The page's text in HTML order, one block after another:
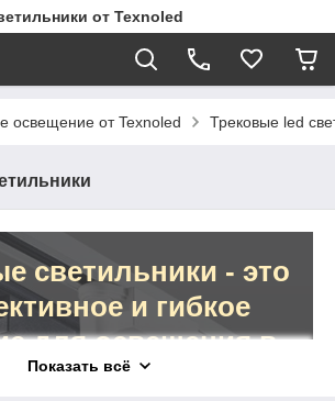
от Texnoled
освещение от Texnoled Трековые led
светильники - это
и гибкое
для освещения в
помещениях.
Показать всё